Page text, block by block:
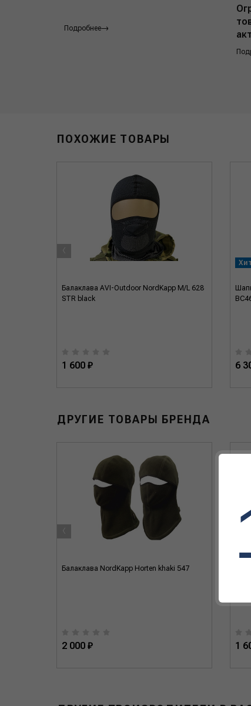
Подробнее
ПОХОЖИЕ ТОВАРЫ
Балаклава AVI-Outdoor NordKapp M/L 628
STR black
1 600 ₽ 6
‹
ДРУГИЕ ТОВАРЫ БРЕНДА
Балаклава NordKapp Horten khaki 547
2 000 ₽ 1
‹